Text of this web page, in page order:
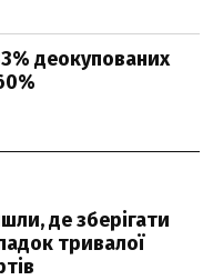
деокупованих
де зберігати
тривалої